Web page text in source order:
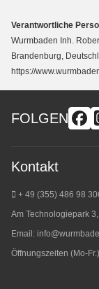
Verantwortliche
Wurmbaden Inh.
Brandenburg,
https://
FOLGEN
Kontakt
+ 49 (355) 486 98 3
Am Technologiepark
Email:
Öffnungszeiten (Mo-